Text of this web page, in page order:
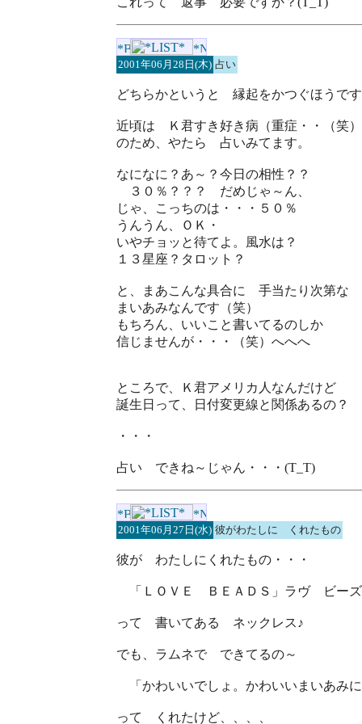
2001年06月28日(木) 占い
どちらかというと 縁起をかつぐほうです
近頃は Ｋ君すき好き病（重症・・（笑
のため、やたら 占いみてます。
なになに？あ～？今日の相性？？
３０％？？？ だめじゃ～ん、
じゃ、こっちのは・・・５０％
うんうん、ＯＫ・
いやチョッと待てよ。風水は？
１３星座？タロット？
と、まあこんな具合に 手当たり次第な
まいあみなんです（笑）
もちろん、いいこと書いてるのしか
信じませんが・・・（笑）へへへ
ところで、Ｋ君アメリカ人なんだけど
誕生日って、日付変更線と関係あるの？
・・・
占い できね～じゃん・・・(T_T)
2001年06月27日(水) 彼がわたしに くれたもの
彼が わたしにくれたもの・・・
「ＬＯＶＥ ＢＥＡＤＳ」ラヴ ビーズ
って 書いてある ネックレス♪
でも、ラムネで できてるの～
「かわいいでしょ。かわいいまいあみ
って くれたけど、、、、